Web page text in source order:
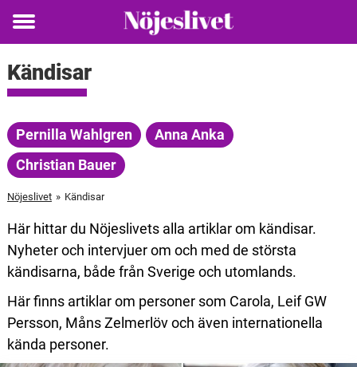
Toggle
Kändisar
Pernilla Wahlgren
Anna Anka
Christian Bauer
Nöjeslivet » Kändisar
Här hittar du Nöjeslivets alla artiklar om kändisar.
Nyheter och intervjuer om och med de största
kändisarna, både från Sverige och utomlands.
Här finns artiklar om personer som Carola, Leif GW
Persson, Måns Zelmerlöv och även internationella
kända personer.